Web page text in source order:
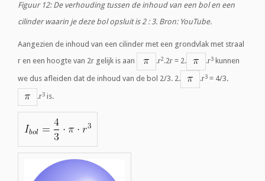
Figuur 12: De verhouding tussen de inhoud van een bol en een
cilinder waarin je deze bol opsluit is 2 : 3. Bron: YouTube.
Aangezien de inhoud van een cilinder met een grondvlak met straal
r en een hoogte van 2r gelijk is aan
.r2.2r = 2. .r3 kunnen
we dus afleiden dat de inhoud van de bol 2/3. 2.
.r3 = 4/3.
.r3 is.